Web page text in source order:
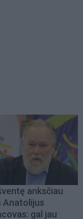
anksčiau
Anatolijus
gal jau